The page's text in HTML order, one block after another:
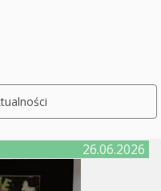
26.06.2026